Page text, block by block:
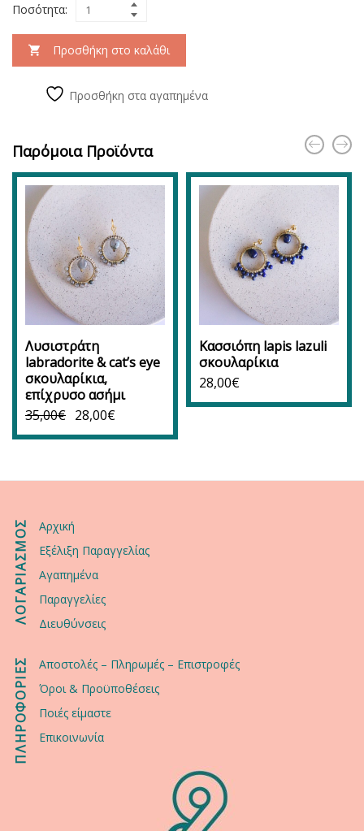
Ποσότητα:
Προσθήκη στο καλάθι
Προσθήκη στα αγαπημένα
Παρόμοια Προϊόντα
Λυσιστράτη
labradorite & cat’s eye
σκουλαρίκια,
επίχρυσο ασήμι
35,00€ 28,00€
Κασσιόπη lapis lazuli
σκουλαρίκια
28,00€
ΛΟΓΑΡΙΑΣΜΟΣ
Αρχική
Εξέλιξη Παραγγελίας
Αγαπημένα
Παραγγελίες
Διευθύνσεις
ΠΛΗΡΟΦΟΡΙΕΣ
Αποστολές – Πληρωμές – Επιστροφές
Όροι & Προϋποθέσεις
Ποιές είμαστε
Επικοινωνία